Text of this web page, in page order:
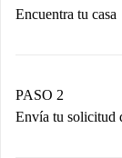
Encuentra tu casa
Tienes
PASO 2
Envía tu solicitud